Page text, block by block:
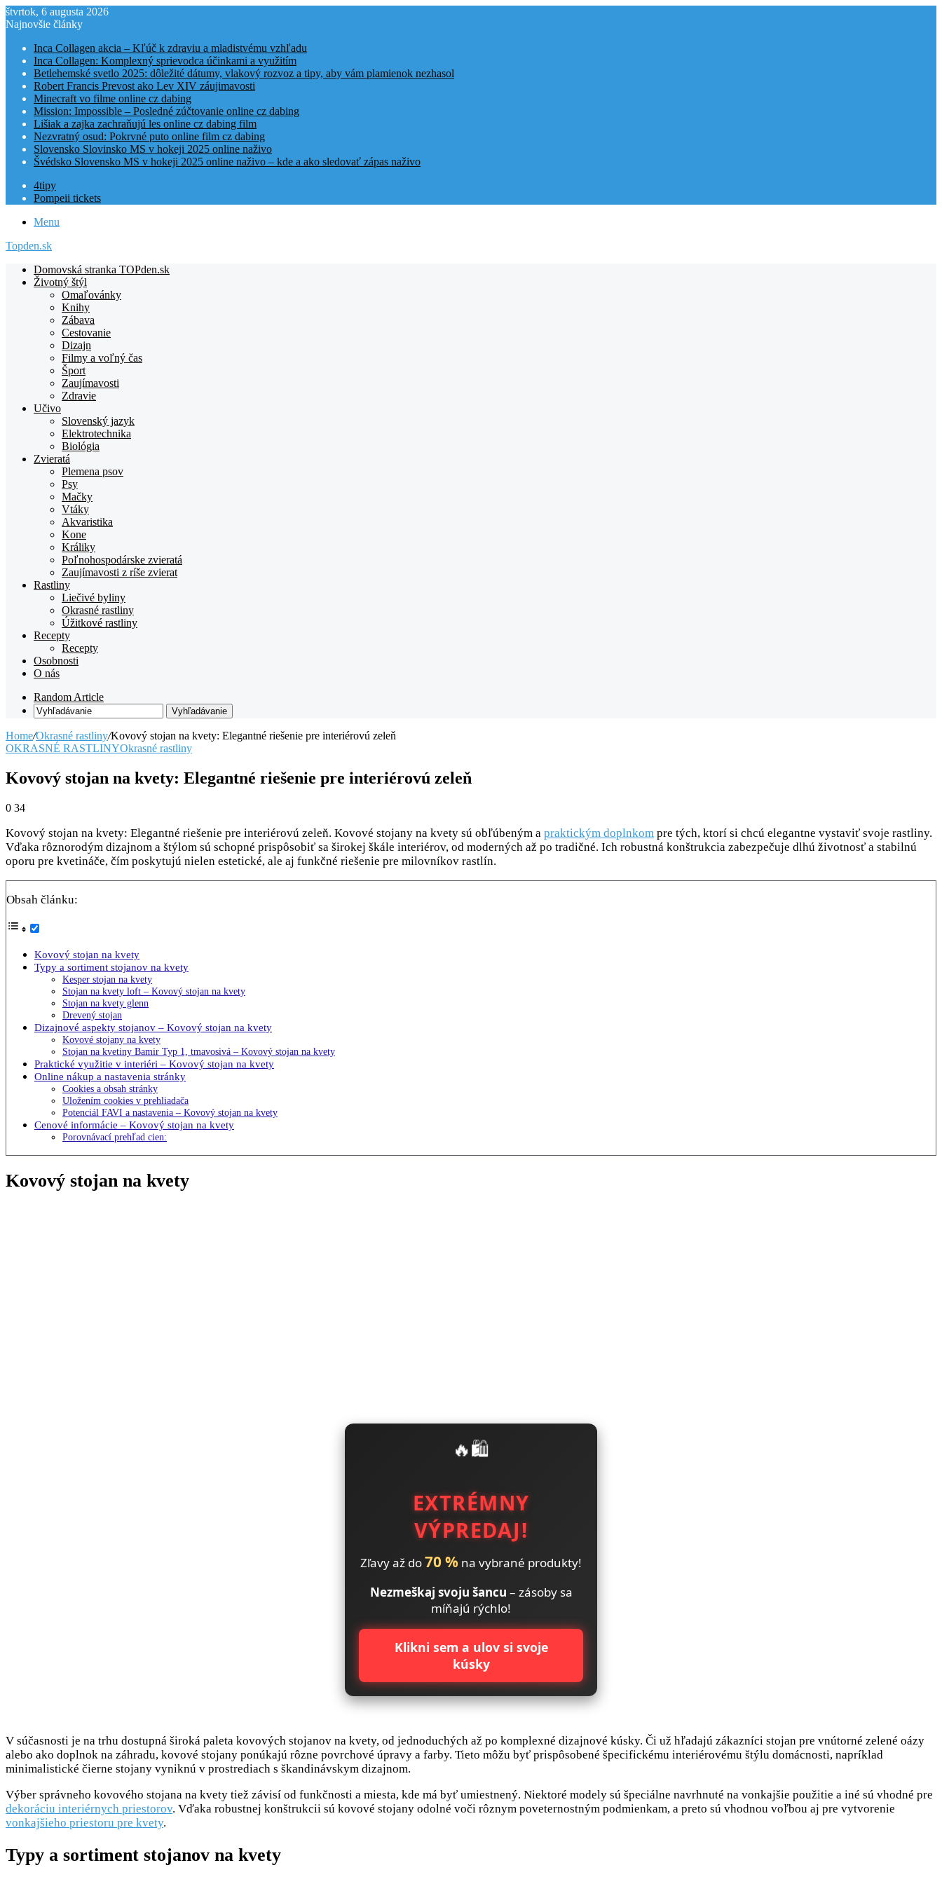
štvrtok, 6 augusta 2026
Najnovšie články
Inca Collagen akcia – Kľúč k zdraviu a mladistvému vzhľadu
Inca Collagen: Komplexný sprievodca účinkami a využitím
Betlehemské svetlo 2025: dôležité dátumy, vlakový rozvoz a tipy, aby vám plamienok nezhasol
Robert Francis Prevost ako Lev XIV záujimavosti
Minecraft vo filme online cz dabing
Mission: Impossible – Posledné zúčtovanie online cz dabing
Lišiak a zajka zachraňujú les online cz dabing film
Nezvratný osud: Pokrvné puto online film cz dabing
Slovensko Slovinsko MS v hokeji 2025 online naživo
Švédsko Slovensko MS v hokeji 2025 online naživo – kde a ako sledovať zápas naživo
4tipy
Pompeii tickets
Menu
Topden.sk
Domovská stranka TOPden.sk
Životný štýl
Omaľovánky
Knihy
Zábava
Cestovanie
Dizajn
Filmy a voľný čas
Šport
Zaujímavosti
Zdravie
Učivo
Slovenský jazyk
Elektrotechnika
Biológia
Zvieratá
Plemena psov
Psy
Mačky
Vtáky
Akvaristika
Kone
Králiky
Poľnohospodárske zvieratá
Zaujímavosti z ríše zvierat
Rastliny
Liečivé byliny
Okrasné rastliny
Úžitkové rastliny
Recepty
Recepty
Osobnosti
O nás
Random Article
Vyhľadávanie
Home/Okrasné rastliny/Kovový stojan na kvety: Elegantné riešenie pre interiérovú zeleň
OKRASNÉ RASTLINYOkrasné rastliny
Kovový stojan na kvety: Elegantné riešenie pre interiérovú zeleň
0 34
Kovový stojan na kvety: Elegantné riešenie pre interiérovú zeleň. Kovové stojany na kvety sú obľúbeným a praktickým doplnkom pre tých, ktorí si chcú elegantne vystaviť svoje rastliny.
Vďaka rôznorodým dizajnom a štýlom sú schopné prispôsobiť sa širokej škále interiérov, od moderných až po tradičné. Ich robustná konštrukcia zabezpečuje dlhú životnosť a stabilnú
oporu pre kvetináče, čím poskytujú nielen estetické, ale aj funkčné riešenie pre milovníkov rastlín.
Obsah článku:
Kovový stojan na kvety
Typy a sortiment stojanov na kvety
Kesper stojan na kvety
Stojan na kvety loft – Kovový stojan na kvety
Stojan na kvety glenn
Drevený stojan
Dizajnové aspekty stojanov – Kovový stojan na kvety
Kovové stojany na kvety
Stojan na kvetiny Bamir Typ 1, tmavosivá – Kovový stojan na kvety
Praktické využitie v interiéri – Kovový stojan na kvety
Online nákup a nastavenia stránky
Cookies a obsah stránky
Uložením cookies v prehliadača
Potenciál FAVI a nastavenia – Kovový stojan na kvety
Cenové informácie – Kovový stojan na kvety
Porovnávací prehľad cien:
Kovový stojan na kvety
🔥🛍️
EXTRÉMNY
VÝPREDAJ!
Zľavy až do70 % na vybrané produkty!
Nezmeškaj svoju šancu – zásoby sa
míňajú rýchlo!
Klikni sem a ulov si svoje
kúsky
V súčasnosti je na trhu dostupná široká paleta kovových stojanov na kvety, od jednoduchých až po komplexné dizajnové kúsky. Či už hľadajú zákazníci stojan pre vnútorné zelené oázy
alebo ako doplnok na záhradu, kovové stojany ponúkajú rôzne povrchové úpravy a farby. Tieto môžu byť prispôsobené špecifickému interiérovému štýlu domácnosti, napríklad
minimalistické čierne stojany vyniknú v prostrediach s škandinávskym dizajnom.
Výber správneho kovového stojana na kvety tiež závisí od funkčnosti a miesta, kde má byť umiestnený. Niektoré modely sú špeciálne navrhnuté na vonkajšie použitie a iné sú vhodné pre
dekoráciu interiérnych priestorov. Vďaka robustnej konštrukcii sú kovové stojany odolné voči rôznym poveternostným podmienkam, a preto sú vhodnou voľbou aj pre vytvorenie
vonkajšieho priestoru pre kvety.
Typy a sortiment stojanov na kvety